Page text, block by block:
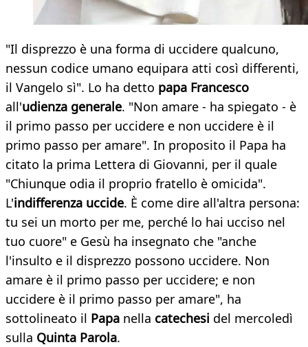
"Il disprezzo è una forma di uccidere qualcuno,
nessun codice umano equipara atti così differenti,
il Vangelo sì". Lo ha detto papa Francesco
all'udienza generale. "Non amare - ha spiegato - è
il primo passo per uccidere e non uccidere è il
primo passo per amare". In proposito il Papa ha
citato la prima Lettera di Giovanni, per il quale
"Chiunque odia il proprio fratello è omicida".
L'indifferenza uccide. È come dire all'altra persona:
tu sei un morto per me, perché lo hai ucciso nel
tuo cuore" e Gesù ha insegnato che "anche
l'insulto e il disprezzo possono uccidere. Non
amare è il primo passo per uccidere; e non
uccidere è il primo passo per amare", ha
sottolineato il Papa nella catechesi del mercoledì
sulla Quinta Parola.